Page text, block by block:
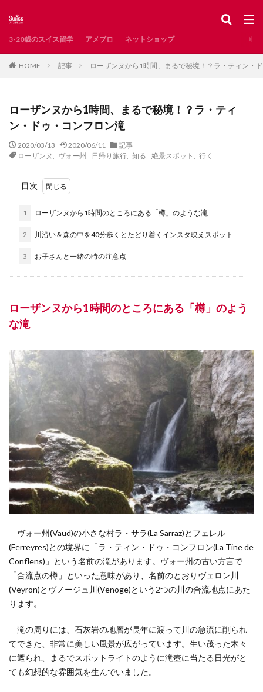
3-20歳のスイス留学 アメブロ ネットショップ
HOME 記事 ローザンヌから1時間、まるで秘境！？ラ・ティン・
ローザンヌから1時間、まるで秘境！？ラ・ティ
ン・ドゥ・コンフロン滝
2020/03/13 2020/06/11
記事
ローザンヌ
ヴォー州 日帰り旅行, 知る 絶景スポット 行く
目次
1 ローザンヌから1時間のところにある「樽」のような滝
2 川沿い＆森の中を40分歩くとたどり着くインスタ映えスポット
3 お子さんと一緒の時の注意点
ローザンヌから1時間のところにある「樽」のよう
な滝
ヴォー州(Vaud)の小さな村ラ・サラ(La Sarraz)とフェレル
(Ferreyres)との境界に「ラ・ティン・ドゥ・コンフロン(La Tine de
Conflens)」という名前の滝があります。ヴォー州の古い方言で
「合流点の樽」といった意味があり、名前のとおりヴェロン川
(Veyron)とヴノージュ川(Venoge)という2つの川の合流地点にあた
ります。
滝の周りには、石灰岩の地層が長年に渡って川の急流に削られ
てできた、非常に美しい風景が広がっています。生い茂った木々
に遮られ、まるでスポットライトのように滝壺に当たる日光がと
ても幻想的な雰囲気を生んでいました。
タグ
とろりん
アンティーク
イタリア語圏
イベント
インスタ映え
インテリア
エレガント系
オンラインショップ
カフェ
カペル橋 クリスマス
サンモリッツ
ザンクトガレン
スイスのスーパー
スイスの冬
スイスの子どもに人気
スイスの美容
スイスの食卓
スイスアルプス
スイス在住
スイス情報
スイス文化
チューリッヒ
チューリッヒ州
ツーク州
ティチーノ州
テニス ドイツ
ヌーシャテル州
ネットショップ
ハイキング ハーム
バーゼル
フェデラー
フォンデュ
フランス語圏
フリブール州
ベルン
ベルン州
ヨーロッパのトレンド
ヨーロッパの春
ヨーロッパの秋
ヨーロッパの薬局
ヨーロッパの食卓
ヨーロッパの食材
ヨーロッパ情報
ヨーロッパ生活
ヨーロッパ街歩き
ルツェルン州
レシピ
レーティシェ鉄道
ローザンヌ
ヴォー州 ヴヴェイ
仕事
便利な生活
動画 子育て 学び
必需品
新型コロナウイルス
新型肺炎コロナウイルス対策
日本文化
日本語学習 最新設備
求人
泊まる
海外生活 渡航情報
留学エージェント
知る
知恵袋 絶景スポット 育児
行く